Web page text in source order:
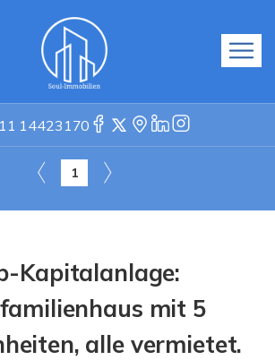
14423170
1
Kapitalanlage:
mit 5
alle vermietet.